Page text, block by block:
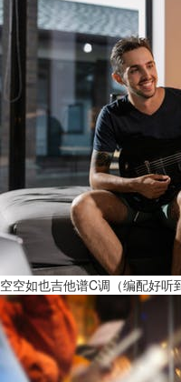
空空如也吉他谱C调（编配好听